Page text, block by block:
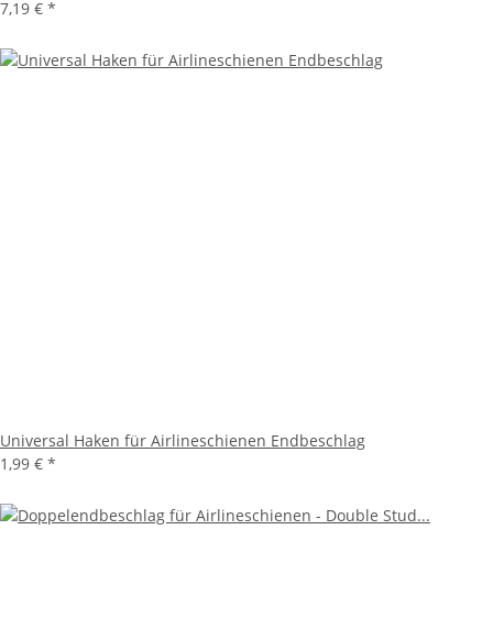
7,19 € *
Universal Haken für Airlineschienen Endbeschlag
1,99 € *